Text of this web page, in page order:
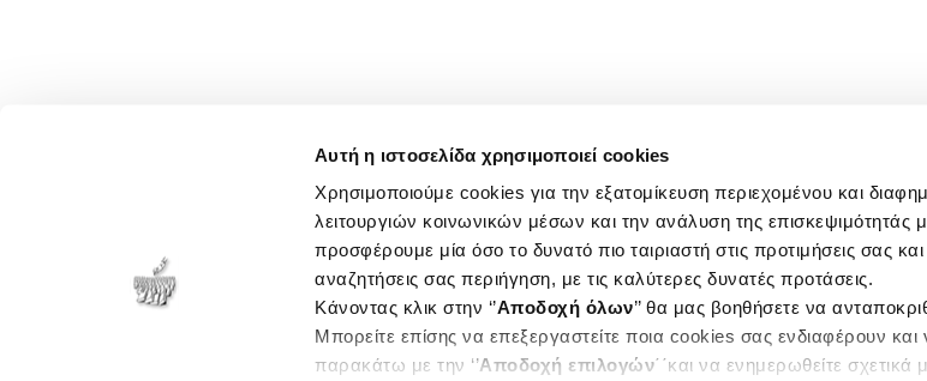
Αυτή η ιστοσελίδα χρησιμοποιεί cookies
Χρησιμοποιούμε cookies για την εξατομίκευση περιεχομένου και
λειτουργιών κοινωνικών μέσων και την ανάλυση της επισκεψιμότητάς
προσφέρουμε μία όσο το δυνατό πιο ταιριαστή στις προτιμήσεις σας
αναζητήσεις σας περιήγηση, με τις καλύτερες δυνατές προτάσεις.
Κάνοντας κλικ στην ‘’Αποδοχή όλων’’ θα μας βοηθήσετε να
Μπορείτε επίσης να επεξεργαστείτε ποια cookies σας ενδιαφέρουν και
παρακάτω με την ‘’Αποδοχή επιλογών΄΄και να ενημερωθείτε